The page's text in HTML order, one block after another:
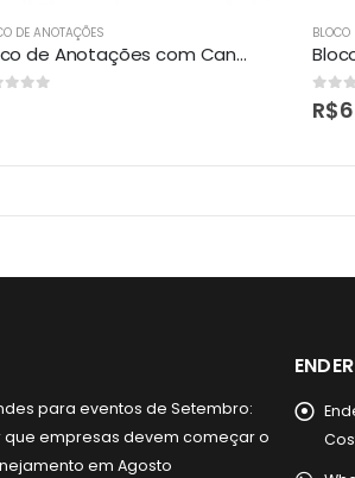
DE ANOTAÇÕES
Bloco de Anotações com Caneta Personalizado
0out
R$
para eventos de Setembro:
que empresas devem começar o
em Agosto